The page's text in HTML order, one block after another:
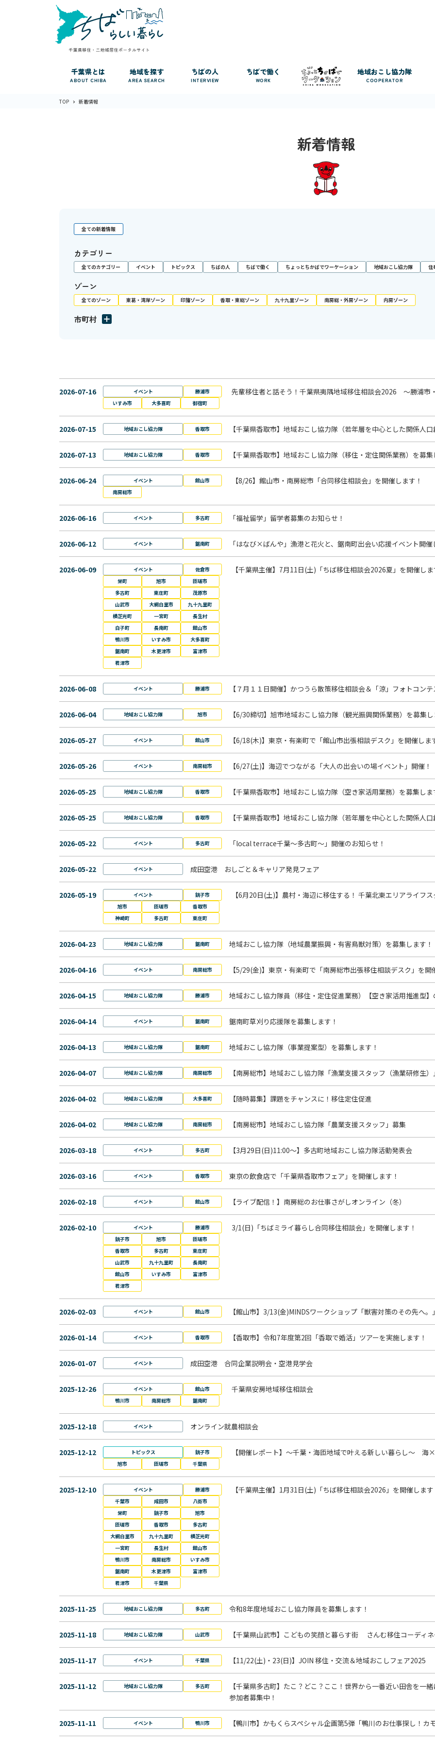
千葉県とは
ABOUT CHIBA
地域を探す
AREA SEARCH
ちばの人
INTERVIEW
ちばで働く
WORK
地域おこし協力隊
COOPERATOR
TOP 新着情報
新着情報
全ての新着情報
カテゴリー
全てのカテゴリー イベント トピックス ちばの人 ちばで働く ちょっとちかばでワーケーション 地域おこし協力隊 住
ゾーン
全てのゾーン 東葛・湾岸ゾーン 印旛ゾーン 香取・東総ゾーン 九十九里ゾーン 南房総・外房ゾーン 内房ゾーン
市町村
2026-07-16 イベント
勝浦市
いすみ市
大多喜町 御宿町
先輩移住者と話そう！千葉県夷隅地域移住相談会2026 ～勝浦市
2026-07-15 地域おこし協力隊 香取市 【千葉県香取市】地域おこし協力隊（若年層を中心とした関係人
2026-07-13 地域おこし協力隊 香取市 【千葉県香取市】地域おこし協力隊（移住・定住関係業務）を募集
2026-06-24 イベント
館山市
南房総市
【8/26】館山市・南房総市「合同移住相談会」を開催します！
2026-06-16 イベント 多古町 「福祉留学」留学者募集のお知らせ！
2026-06-12 イベント 鋸南町 「はなび×ばんや」漁港と花火と、鋸南町出会い応援イベント開催
2026-06-09 イベント
佐倉市
栄町
旭市
匝瑳市
多古町
東庄町
茂原市
山武市
大網白里市
九十九里町
横芝光町
一宮町
長生村
白子町
長南町
館山市
鴨川市
いすみ市
大多喜町
鋸南町
木更津市
富津市
君津市
【千葉県主催】7月11日(土)「ちば移住相談会2026夏」を開催しま
2026-06-08 イベント 勝浦市 【７月１１日開催】かつうら散策移住相談会＆「涼」フォトコンテ
2026-06-04 地域おこし協力隊 旭市 【6/30締切】旭市地域おこし協力隊（観光振興関係業務）を募集し
2026-05-27 イベント 館山市 【6/18(木)】東京・有楽町で「館山市出張相談デスク」を開催しま
2026-05-26 イベント 南房総市 【6/27(土)】海辺でつながる「大人の出会いの場イベント」開催！
2026-05-25 地域おこし協力隊 香取市 【千葉県香取市】地域おこし協力隊（空き家活用業務）を募集しま
2026-05-25 地域おこし協力隊 香取市 【千葉県香取市】地域おこし協力隊（若年層を中心とした関係人
2026-05-22 イベント 多古町 「local terrace千葉～多古町～」開催のお知らせ！
2026-05-22 イベント 成田空港 おしごと＆キャリア発見フェア
2026-05-19 イベント
銚子市
旭市
匝瑳市
香取市
神崎町
多古町 東庄町
【6月20日(土)】農村・海辺に移住する！ 千葉北東エリアライフ
2026-04-23 地域おこし協力隊 鋸南町 地域おこし協力隊（地域農業振興・有害鳥獣対策）を募集します！
2026-04-16 イベント 南房総市 【5/29(金)】東京・有楽町で「南房総市出張移住相談デスク」を開
2026-04-15 地域おこし協力隊 勝浦市 地域おこし協力隊員（移住・定住促進業務）【空き家活用推進型】
2026-04-14 イベント 鋸南町 鋸南町草刈り応援隊を募集します！
2026-04-13 地域おこし協力隊 鋸南町 地域おこし協力隊（事業提案型）を募集します！
2026-04-07 地域おこし協力隊 南房総市 【南房総市】地域おこし協力隊「漁業支援スタッフ（漁業研修生）
2026-04-02 地域おこし協力隊 大多喜町 【随時募集】課題をチャンスに！移住定住促進
2026-04-02 地域おこし協力隊 南房総市 【南房総市】地域おこし協力隊「農業支援スタッフ」募集
2026-03-18 イベント 多古町 【3月29日(日)11:00～】多古町地域おこし協力隊活動発表会
2026-03-16 イベント 香取市 東京の飲食店で「千葉県香取市フェア」を開催します！
2026-02-18 イベント 館山市 【ライブ配信！】南房総のお仕事さがしオンライン（冬）
2026-02-10 イベント
勝浦市
銚子市
旭市
匝瑳市
香取市
多古町
東庄町
山武市
九十九里町
長南町
館山市
いすみ市
富津市
君津市
3/1(日)「ちばミライ暮らし合同移住相談会」を開催します！
2026-02-03 イベント 館山市 【館山市】3/13(金)MINDSワークショップ「獣害対策のその先へ
2026-01-14 イベント 香取市 【香取市】令和7年度第2回「香取で婚活」ツアーを実施します！
2026-01-07 イベント 成田空港 合同企業説明会・空港見学会
2025-12-26 イベント
館山市
鴨川市
南房総市 鋸南町
千葉県安房地域移住相談会
2025-12-18 イベント オンライン就農相談会
2025-12-12 トピックス
銚子市
旭市
匝瑳市 千葉県
【開催レポート】～千葉・海匝地域で叶える新しい暮らし～ 海
2025-12-10 イベント
勝浦市
千葉市
成田市
八街市
栄町
銚子市
旭市
匝瑳市
香取市
多古町
大網白里市
九十九里町
横芝光町
一宮町
長生村
館山市
鴨川市
南房総市
いすみ市
鋸南町
木更津市
富津市
君津市
千葉県
【千葉県主催】1月31日(土)「ちば移住相談会2026」を開催します
2025-11-25 地域おこし協力隊 多古町 令和8年度地域おこし協力隊員を募集します！
2025-11-18 地域おこし協力隊 山武市 【千葉県山武市】こどもの笑顔と暮らす街 さんむ移住コーディネ
2025-11-17 イベント 千葉県 【11/22(土)・23(日)】JOIN 移住・交流＆地域おこしフェア2025
2025-11-12 地域おこし協力隊 多古町
【千葉県多古町】たこ？どこ？ここ！世界から一番近い田舎を一
参加者募集中！
2025-11-11 イベント 鴨川市 【鴨川市】かもくらスペシャル企画第5弾「鴨川のお仕事探し！カ